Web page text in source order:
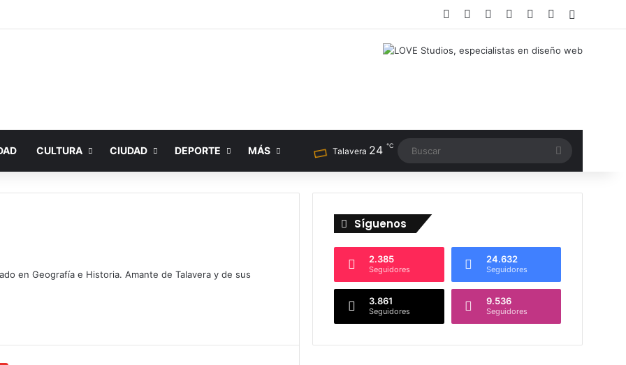
Facebook LinkedInInstagram
TikTokRSS
CULTURA CIUDAD DEPORTE MÁS Talavera 24 ℃
en Geografía e Historia. Amante de Talavera y de sus
Síguenos
2.385
Seguidores
24.632
Seguidores
3.861
Seguidores
9.536
Seguidores